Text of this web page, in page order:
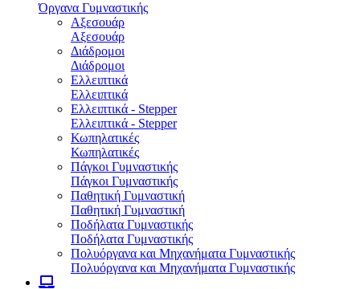
Όργανα Γυμναστικής
Αξεσουάρ
Αξεσουάρ
Διάδρομοι
Διάδρομοι
Ελλειπτικά
Ελλειπτικά
Ελλειπτικά - Stepper
Ελλειπτικά - Stepper
Κωπηλατικές
Κωπηλατικές
Πάγκοι Γυμναστικής
Πάγκοι Γυμναστικής
Παθητική Γυμναστική
Παθητική Γυμναστική
Ποδήλατα Γυμναστικής
Ποδήλατα Γυμναστικής
Πολυόργανα και Μηχανήματα Γυμναστικής
Πολυόργανα και Μηχανήματα Γυμναστικής